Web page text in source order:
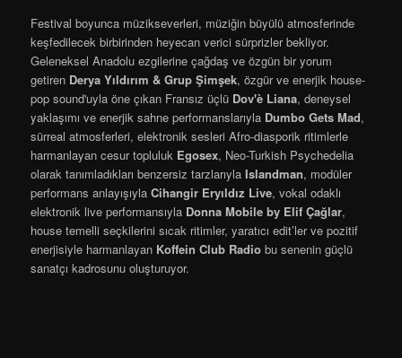
Festival boyunca müzikseverleri, müziğin büyülü atmosferinde
keşfedilecek birbirinden heyecan verici sürprizler bekliyor.
Geleneksel Anadolu ezgilerine çağdaş ve özgün bir yorum
getiren Derya Yıldırım & Grup Şimşek, özgür ve enerjik house-
pop sound'uyla öne çıkan Fransız üçlü Dov'è Liana, deneysel
yaklaşımı ve enerjik sahne performanslarıyla Dumbo Gets Mad,
sürreal atmosferleri, elektronik sesleri Afro-diasporik ritimlerle
harmanlayan cesur topluluk Egosex, Neo-Turkish Psychedelia
olarak tanımladıkları benzersiz tarzlarıylaIslandman, modüler
performans anlayışıylaCihangir Eryıldız Live, vokal odaklı
elektronik live performansıyla Donna Mobile by Elif Çağlar,
house temelli seçkilerini sıcak ritimler, yaratıcı edit’ler ve pozitif
enerjisiyle harmanlayan Koffein Club Radio bu senenin güçlü
sanatçı kadrosunu oluşturuyor.